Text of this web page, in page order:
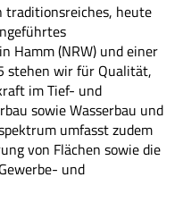
traditionsreiches, heute
Hamm (NRW) und einer
stehen wir für Qualität,
im Tief- und
sowie Wasserbau und
umfasst zudem
von Flächen sowie die
und